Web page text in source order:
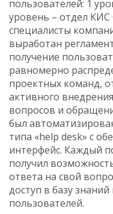
пользователей: 1
уровень – отдел
специалисты
выработан
получение
равномерно
проектных команд,
активного
вопросов и
был
типа «help desk» с
интерфейс. Каждый
получил
ответа на свой
доступ в базу
пользователей.